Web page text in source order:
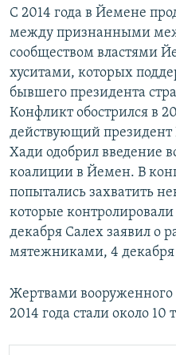
С 2014 года в Йемене
между признанными
сообществом властями
хуситами, которых
бывшего президента
Конфликт обострился в
действующий
Хади одобрил введение
коалиции в Йемен. В
попытались захватить
которые
декабря Салех заявил о
мятежниками, 4 декабря
Жертвами
2014 года стали около 10